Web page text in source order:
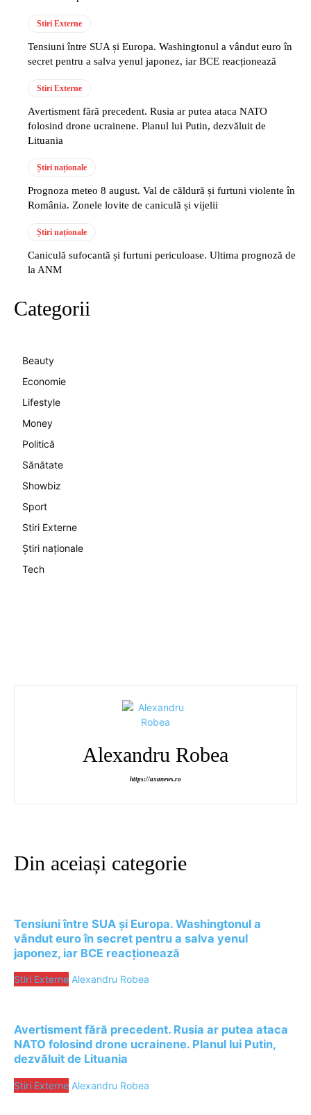
Stiri Externe
Tensiuni între SUA și Europa. Washingtonul a vândut euro în
secret pentru a salva yenul japonez, iar BCE reacționează
Stiri Externe
Avertisment fără precedent. Rusia ar putea ataca NATO
folosind drone ucrainene. Planul lui Putin, dezvăluit de
Lituania
Știri naționale
Prognoza meteo 8 august. Val de căldură și furtuni violente în
România. Zonele lovite de caniculă și vijelii
Știri naționale
Caniculă sufocantă și furtuni periculoase. Ultima prognoză de
la ANM
Categorii
Beauty
Economie
Lifestyle
Money
Politică
Sănătate
Showbiz
Sport
Stiri Externe
Știri naționale
Tech
Alexandru Robea
https://axanews.ro
Din aceiași categorie
Tensiuni între SUA și Europa. Washingtonul a
vândut euro în secret pentru a salva yenul
japonez, iar BCE reacționează
Stiri Externe Alexandru Robea
Avertisment fără precedent. Rusia ar putea ataca
NATO folosind drone ucrainene. Planul lui Putin,
dezvăluit de Lituania
Stiri Externe Alexandru Robea